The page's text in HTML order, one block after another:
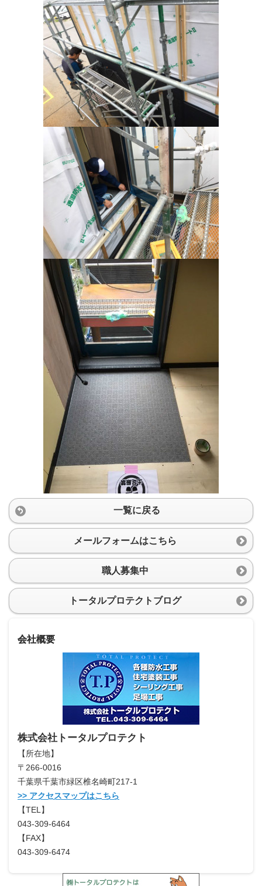
一覧に戻る
メールフォームはこちら
職人募集中
トータルプロテクトブログ
会社概要
株式会社トータルプロテクト
【所在地】
〒266-0016
千葉県千葉市緑区椎名崎町217-1
>> アクセスマップはこちら
【TEL】
043-309-6464
【FAX】
043-309-6474